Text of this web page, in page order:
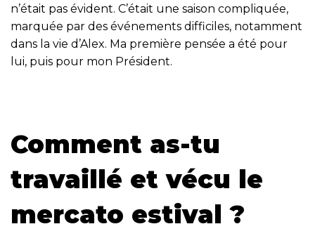
n’était pas évident. C’était une saison compliquée,
marquée par des événements difficiles, notamment
dans la vie d’Alex. Ma première pensée a été pour
lui, puis pour mon Président.
Comment as-tu
travaillé et vécu le
mercato estival ?